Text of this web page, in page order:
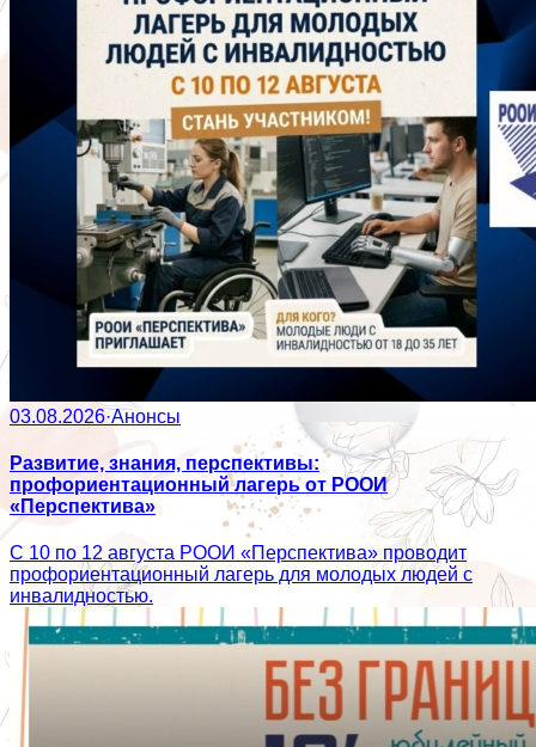
03.08.2026·Анонсы
Развитие, знания, перспективы:
профориентационный лагерь от РООИ
«Перспектива»
С 10 по 12 августа РООИ «Перспектива» проводит
профориентационный лагерь для молодых людей с
инвалидностью.